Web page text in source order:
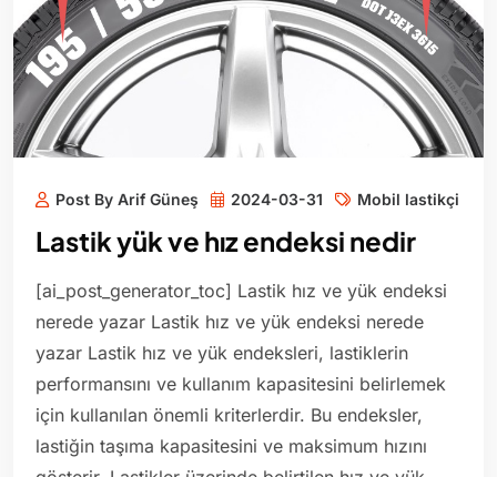
Post By Arif Güneş 2024-03-31 Mobil lastikçi
Lastik yük ve hız endeksi nedir
[ai_post_generator_toc] Lastik hız ve yük endeksi
nerede yazar Lastik hız ve yük endeksi nerede
yazar Lastik hız ve yük endeksleri, lastiklerin
performansını ve kullanım kapasitesini belirlemek
için kullanılan önemli kriterlerdir. Bu endeksler,
lastiğin taşıma kapasitesini ve maksimum hızını